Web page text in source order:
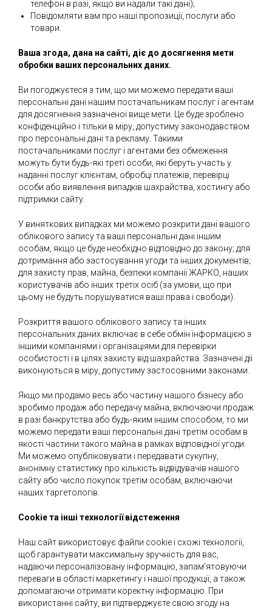
телефон в разі, якщо ви надали такі дані);
Повідомляти вам про наші пропозиції, послуги або
товари.
Ваша згода, дана на сайті, діє до досягнення мети
обробки ваших персональних даних.
Ви погоджуєтеся з тим, що ми можемо передати ваші
персональні дані нашим постачальникам послуг і агентам
для досягнення зазначеної вище мети. Це буде зроблено
конфіденційно і тільки в міру, допустиму законодавством
про персональні дані та рекламу. Такими
постачальниками послуг і агентами без обмеження
можуть бути будь-які треті особи, які беруть участь у
наданні послуг клієнтам, обробці платежів, перевірці
особи або виявлення випадків шахрайства, хостингу або
підтримки сайту.
У виняткових випадках ми можемо розкрити дані вашого
облікового запису та ваші персональні дані іншим
особам, якщо це буде необхідно відповідно до закону; для
дотримання або застосування угоди та інших документів;
для захисту прав, майна, безпеки компанії ЖАРКО, наших
користувачів або інших третіх осіб (за умови, що при
цьому не будуть порушуватися ваші права і свободи).
Розкриття вашого облікового запису та інших
персональних даних включає в себе обмін інформацією з
іншими компаніями і організаціями для перевірки
особистості і в цілях захисту від шахрайства. Зазначені дії
виконуються в міру, допустиму застосовними законами.
Якщо ми продамо весь або частину нашого бізнесу або
зробимо продаж або передачу майна, включаючи продаж
в разі банкрутства або будь-яким іншим способом, то ми
можемо передати ваші персональні дані третім особам в
якості частини такого майна в рамках відповідної угоди.
Ми можемо опубліковувати і передавати сукупну,
анонімну статистику про кількість відвідувачів нашого
сайту або число покупок третім особам, включаючи
наших таргетологів.
Cookie та інші технології відстеження
Наш сайт використовує файли cookie і схожі технології,
щоб гарантувати максимальну зручність для вас,
надаючи персоналізовану інформацію, запам’ятовуючи
переваги в області маркетингу і нашої продукції, а також
допомагаючи отримати коректну інформацію. При
використанні сайту, ви підтверджуєте свою згоду на